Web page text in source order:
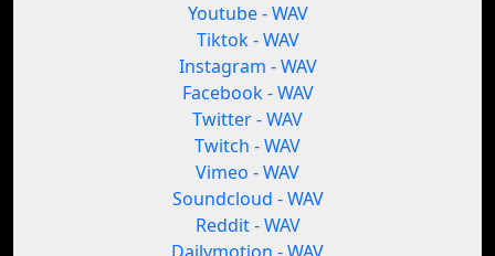
Youtube - WAV
Tiktok - WAV
Instagram - WAV
Facebook - WAV
Twitter - WAV
Twitch - WAV
Vimeo - WAV
Soundcloud - WAV
Reddit - WAV